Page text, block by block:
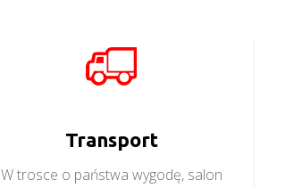
Transport
W trosce o państwa wygodę, salon